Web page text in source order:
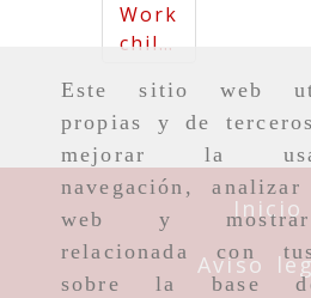
Este sitio web
propias y de
mejorar la
navegación,
web y mostrar
relacionada con
sobre la base
Work
children
workers
106.36
Inicio
Aviso